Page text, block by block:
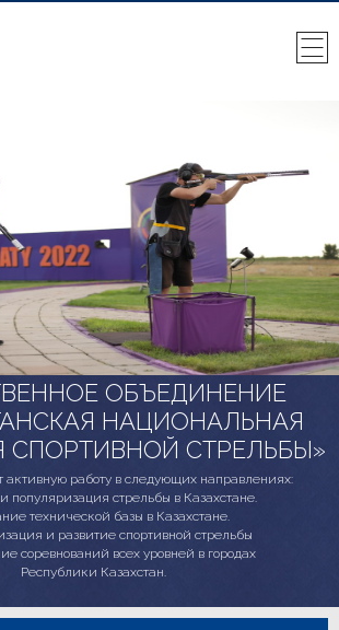
ОБЪЕДИНЕНИЕ
НАЦИОНАЛЬНАЯ
СПОРТИВНОЙ СТРЕЛЬБЫ»
активную работу в следующих направлениях:
популяризация стрельбы в Казахстане.
технической базы в Казахстане.
и развитие спортивной стрельбы
соревнований всех уровней в городах
Республики Казахстан.